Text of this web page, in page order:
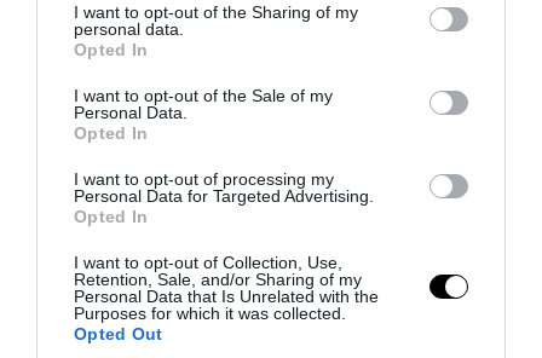
not limited to your visit or usage behaviour. You may click to
grant or deny consent to Google and its third-party tags to
use your data for below specified purposes in below Google
consent section.
I want to opt-out of the Sharing of my
personal data.
Opted In
I want to opt-out of the Sale of my
Personal Data.
Opted In
I want to opt-out of processing my
Personal Data for Targeted Advertising.
Opted In
I want to opt-out of Collection, Use,
Retention, Sale, and/or Sharing of my
Personal Data that Is Unrelated with the
Purposes for which it was collected.
Opted Out
Ο Μ.Ζούκερμπεργκ ζήτησε συγγνώμη
σεξουαλικής κακοποίησης παιδιών